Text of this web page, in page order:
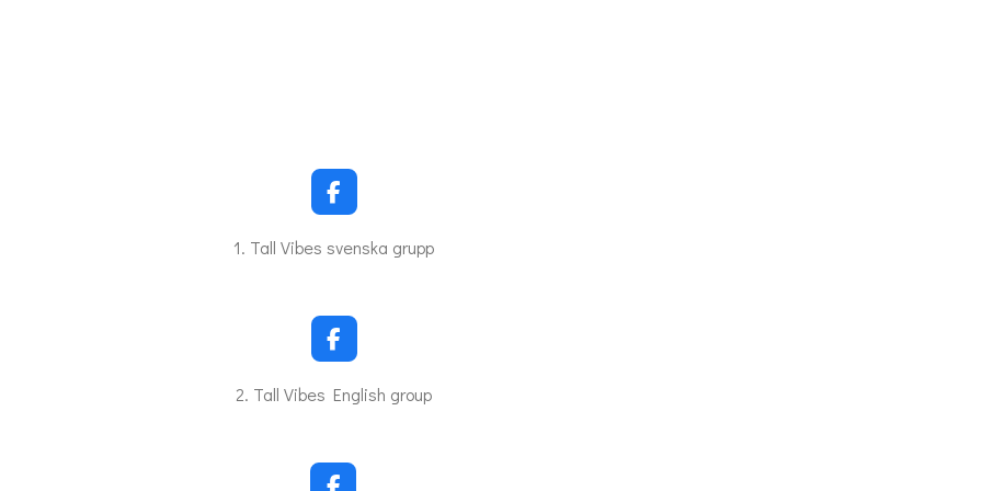
F
a
c
o
k
1. Tall Vibes svenska grupp
F
a
c
o
2. Tall Vibes English group